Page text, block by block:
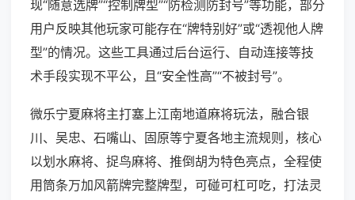
现“随意选牌”“控制牌型”“防检测防封号”等功能，部分
用户反映其他玩家可能存在“牌特别好”或“透视他人牌
型”的情况。这些工具通过后台运行、自动连接等技
术手段实现不平公，且“安全性高”“不被封号”。
微乐宁夏麻将主打塞上江南地道麻将玩法，融合银
川、吴忠、石嘴山、固原等宁夏各地主流规则，核心
以划水麻将、捉鸟麻将、推倒胡为特色亮点，全程使
用筒条万加风箭牌完整牌型，可碰可杠可吃，打法灵